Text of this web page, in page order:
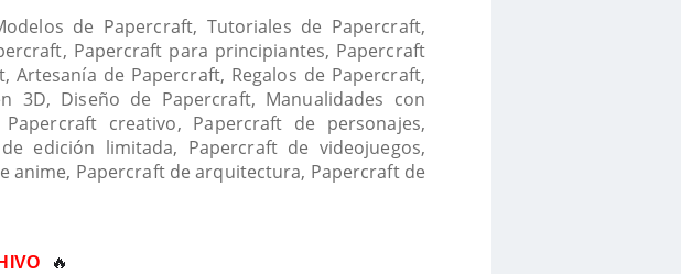
de Papercraft, Tutoriales de Papercraft,
Papercraft para principiantes, Papercraft
de Papercraft, Regalos de Papercraft,
3D, Diseño de Papercraft, Manualidades con
creativo, Papercraft de personajes,
edición limitada, Papercraft de videojuegos,
anime, Papercraft de arquitectura, Papercraft de
🔥